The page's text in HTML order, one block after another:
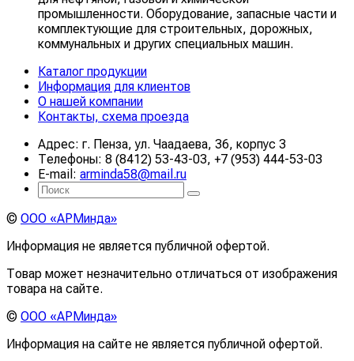
промышленности. Оборудование, запасные части и
комплектующие для строительных, дорожных,
коммунальных и других специальных машин.
Каталог продукции
Информация для клиентов
О нашей компании
Контакты, схема проезда
Адрес: г. Пенза, ул. Чаадаева, 36, корпус 3
Телефоны: 8 (8412) 53-43-03, +7 (953) 444-53-03
E-mail: arminda58@mail.ru
© ООО «АРМинда»
Информация не является публичной офертой.
Товар может незначительно отличаться от изображения
товара на сайте.
© ООО «АРМинда»
Информация на сайте не является публичной офертой.